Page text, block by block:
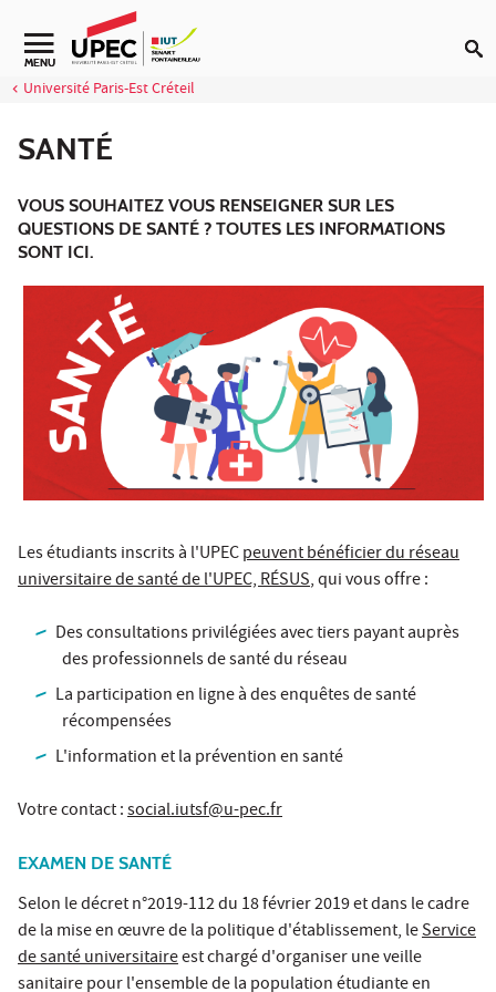
Aller au contenu
Navigation secondaire
MENU
Université Paris-Est Créteil
SANTÉ
VOUS SOUHAITEZ VOUS RENSEIGNER SUR LES
QUESTIONS DE SANTÉ ? TOUTES LES INFORMATIONS
SONT ICI.
Les étudiants inscrits à l'UPECpeuvent bénéficier du réseau
universitaire de santé de l'UPEC, RÉSUS, qui vous offre :
Des consultations privilégiées avec tiers payant auprès
des professionnels de santé du réseau
La participation en ligne à des enquêtes de santé
récompensées
L'information et la prévention en santé
Votre contact :social.iutsf@u-pec.fr
EXAMEN DE SANTÉ
Selon le décret n°2019-112 du 18 février 2019 et dans le cadre
de la mise en œuvre de la politique d'établissement, leService
de santé universitaireest chargé d'organiser une veille
sanitaire pour l'ensemble de la population étudiante en